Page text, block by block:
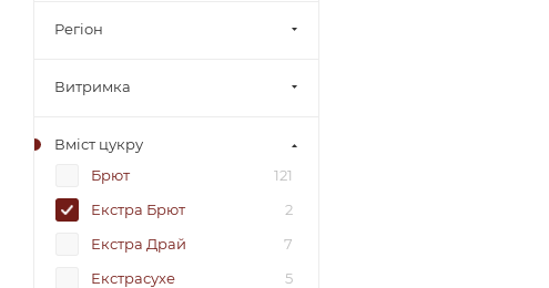
Регіон
Витримка
Вміст цукру
Брют
121
Екстра Брют
2
Екстра Драй
7
Екстрасухе
5